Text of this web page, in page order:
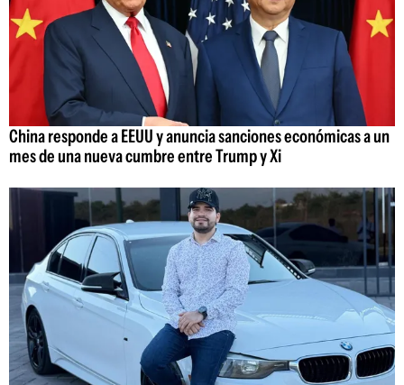
China responde a EEUU y anuncia sanciones económicas a un
mes de una nueva cumbre entre Trump y Xi